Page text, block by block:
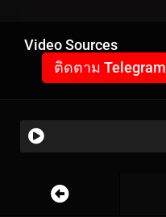
Video Sources
ติดตาม Telegram